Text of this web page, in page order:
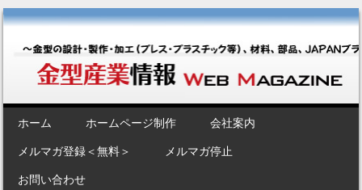
金型産業情報 [Web Magazine]
JAPANブランド“金型”のポータルサイト～
Menu
SKIP TO CONTENT
ホーム ホームページ制作 会社案内
メルマガ登録＜無料＞ メルマガ停止
お問い合わせ